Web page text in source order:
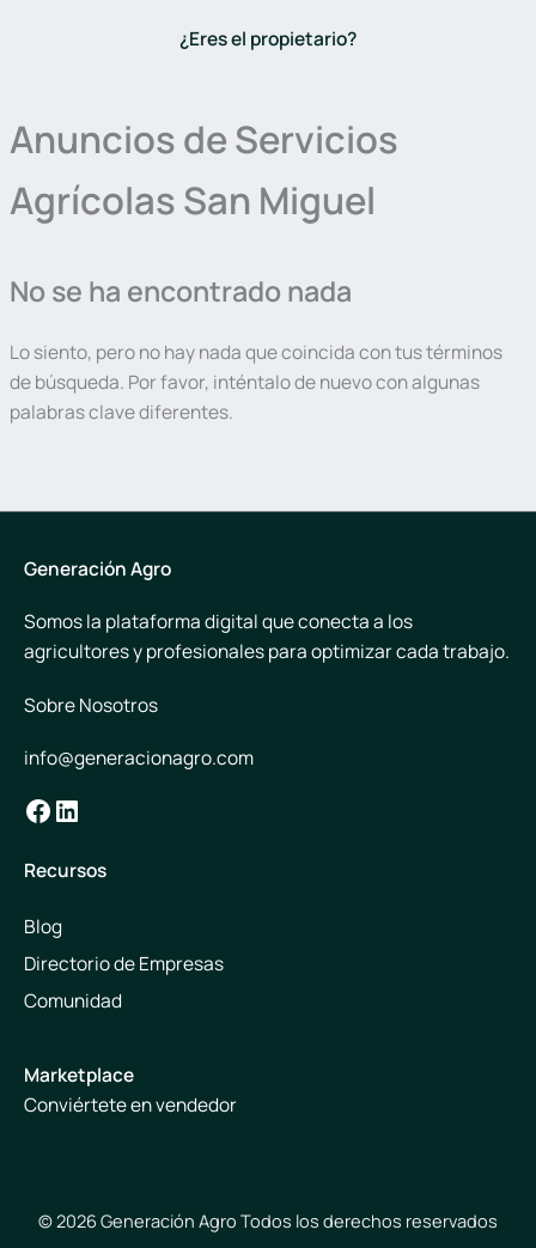
¿Eres el propietario?
Anuncios de Servicios
Agrícolas San Miguel
No se ha encontrado nada
Lo siento, pero no hay nada que coincida con tus términos
de búsqueda. Por favor, inténtalo de nuevo con algunas
palabras clave diferentes.
Generación Agro
Somos la plataforma digital que conecta a los
agricultores y profesionales para optimizar cada trabajo.
Sobre Nosotros
info@generacionagro.com
Facebook
LinkedIn
Recursos
Blog
Directorio de Empresas
Comunidad
Marketplace
Conviértete en vendedor
© 2026 Generación Agro Todos los derechos reservados